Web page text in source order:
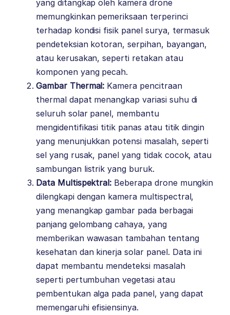
yang ditangkap oleh kamera drone
memungkinkan pemeriksaan terperinci
terhadap kondisi fisik panel surya, termasuk
pendeteksian kotoran, serpihan, bayangan,
atau kerusakan, seperti retakan atau
komponen yang pecah.
Gambar Thermal: Kamera pencitraan
thermal dapat menangkap variasi suhu di
seluruh solar panel, membantu
mengidentifikasi titik panas atau titik dingin
yang menunjukkan potensi masalah, seperti
sel yang rusak, panel yang tidak cocok, atau
sambungan listrik yang buruk.
Data Multispektral: Beberapa drone mungkin
dilengkapi dengan kamera multispectral,
yang menangkap gambar pada berbagai
panjang gelombang cahaya, yang
memberikan wawasan tambahan tentang
kesehatan dan kinerja solar panel. Data ini
dapat membantu mendeteksi masalah
seperti pertumbuhan vegetasi atau
pembentukan alga pada panel, yang dapat
memengaruhi efisiensinya.